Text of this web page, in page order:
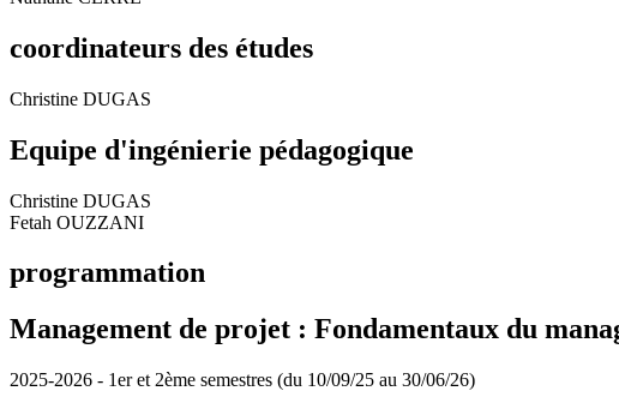
coordinateurs des études
Christine DUGAS
Equipe d'ingénierie pédagogique
Christine DUGAS
Fetah OUZZANI
programmation
Management de projet : Fondamentaux du
2025-2026 - 1er et 2ème semestres (du 10/09/25 au 30/06/26)